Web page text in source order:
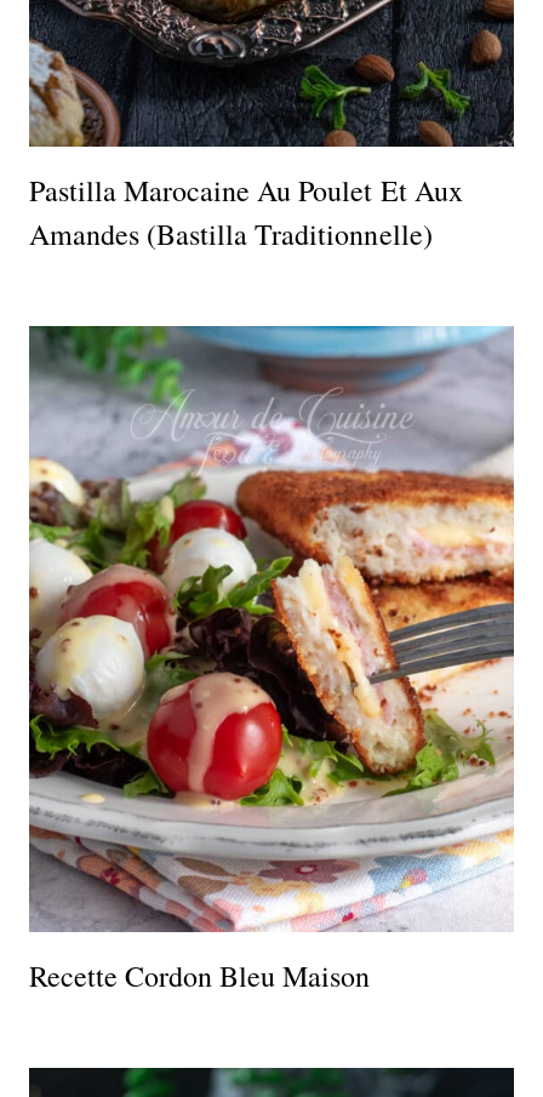
Pastilla Marocaine Au Poulet Et Aux
Amandes (Bastilla Traditionnelle)
Recette Cordon Bleu Maison